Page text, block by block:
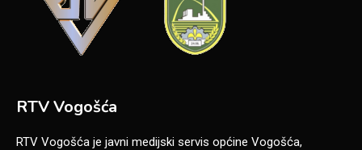
RTV Vogošća
RTV Vogošća je javni medijski servis općine Vogošća,